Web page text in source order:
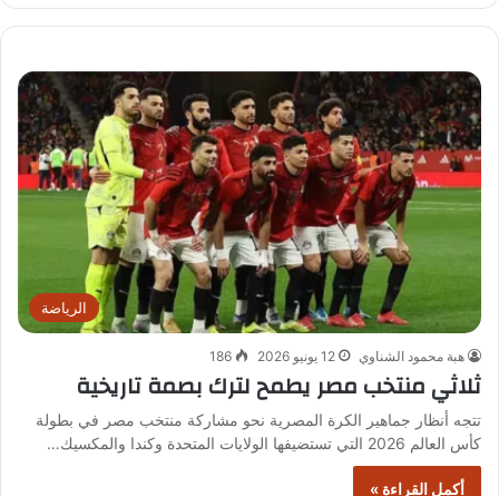
الرياضة
هبة محمود الشناوي 12 يونيو 2026 186
ثلاثي منتخب مصر يطمح لترك بصمة تاريخية
تتجه أنظار جماهير الكرة المصرية نحو مشاركة منتخب مصر في بطولة
كأس العالم 2026 التي تستضيفها الولايات المتحدة وكندا والمكسيك…
أكمل القراءة »